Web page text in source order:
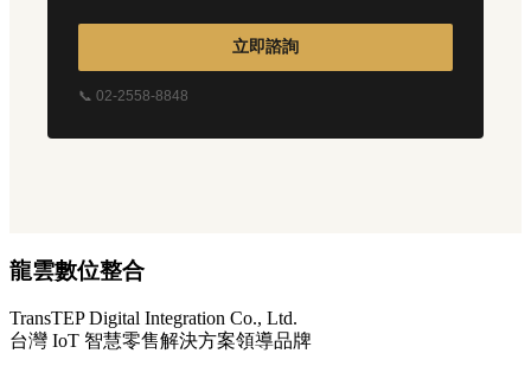
立即諮詢
📞 02-2558-8848
龍雲數位整合
TransTEP Digital Integration Co., Ltd.
台灣 IoT 智慧零售解決方案領導品牌